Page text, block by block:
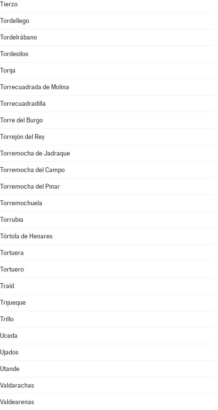
Tierzo
Tordellego
Tordelrábano
Tordesilos
Torija
Torrecuadrada de Molina
Torrecuadradilla
Torre del Burgo
Torrejón del Rey
Torremocha de Jadraque
Torremocha del Campo
Torremocha del Pinar
Torremochuela
Torrubia
Tórtola de Henares
Tortuera
Tortuero
Traíd
Trijueque
Trillo
Uceda
Ujados
Utande
Valdarachas
Valdearenas